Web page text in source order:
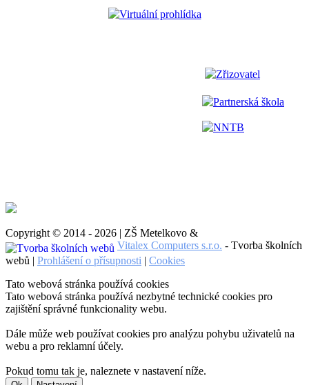
Virtuální prohlídka
Zřizovatel
Partnerská škola
NNTB
Copyright © 2014 - 2026 | ZŠ Metelkovo &
Vitalex Computers s.r.o. - Tvorba školních
webů | Prohlášení o přísupnosti | Cookies
Tato webová stránka používá cookies
Tato webová stránka používá nezbytné technické cookies pro
zajištění správné funkcionality webu.
Dále může web používat cookies pro analýzu pohybu uživatelů na
webu a pro reklamní účely.
Pokud tomu tak je, naleznete v nastavení níže.